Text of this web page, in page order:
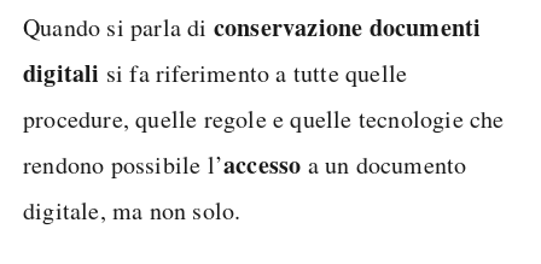
Quando si parla di conservazione documenti
digitali si fa riferimento a tutte quelle
procedure, quelle regole e quelle tecnologie che
rendono possibile l’accesso a un documento
digitale, ma non solo.